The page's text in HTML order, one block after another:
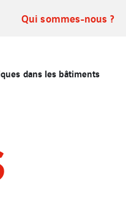
Qui sommes-nous ?
dans les bâtiments